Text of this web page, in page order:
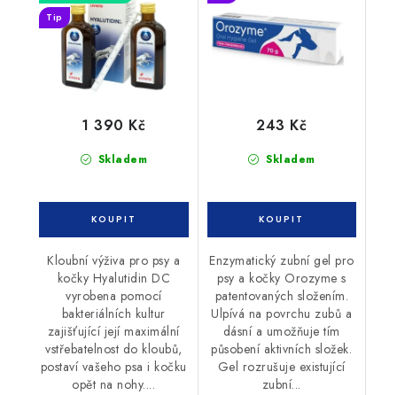
Tip
Skladem
1 390 Kč
Kloubní výživa pro psy a
kočky Hyalutidin DC
vyrobena pomocí
bakteriálních kultur
zajišťující její maximální
vstřebatelnost do kloubů,
postaví vašeho psa i kočku
opět na nohy....
Skladem
243 Kč
Enzymatický zubní gel pro
psy a kočky Orozyme s
patentovaných složením.
Ulpívá na povrchu zubů a
dásní a umožňuje tím
působení aktivních složek.
Gel rozrušuje existující
zubní...